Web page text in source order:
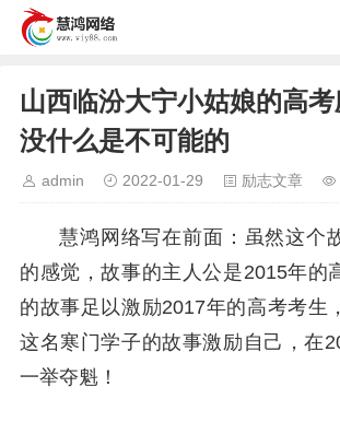
山西临汾大宁小姑娘的高考
没什么是不可能的
admin 2022-01-29 励志文章
慧鸿网络写在前面：虽然这个
的感觉，故事的主人公是2015年的
的故事足以激励2017年的高考考生
这名寒门学子的故事激励自己，在
一举夺魁！